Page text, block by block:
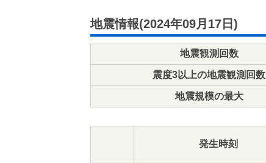
地震情報(2024年09月17日)
地震観測回数
震度3以上の地震観測回数
地震規模の最大
発生時刻